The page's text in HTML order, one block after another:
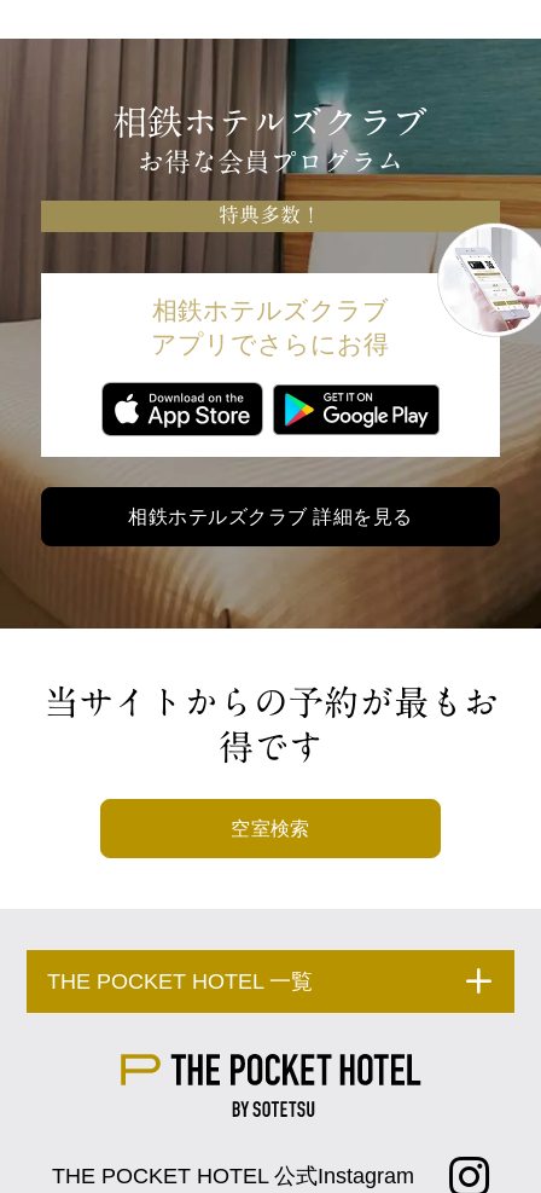
相鉄ホテルズクラブ
お得な会員プログラム
特典多数！
相鉄ホテルズクラブ
アプリでさらにお得
相鉄ホテルズクラブ 詳細を見る
当サイトからの予約が最もお
得です
空室検索
THE POCKET HOTEL 一覧
THE POCKET HOTEL 公式Instagram